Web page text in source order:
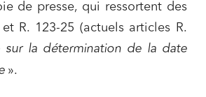
de presse, qui ressortent des
R. 123-25 (actuels articles R.
sur la détermination de la date
».